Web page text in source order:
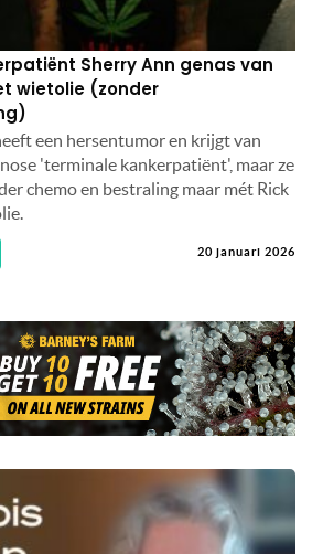
Sherry Ann genas van
wietolie (zonder
een hersentumor en krijgt van
'terminale kankerpatiënt', maar ze
chemo en bestraling maar mét Rick
20 januari 2026